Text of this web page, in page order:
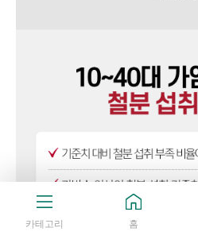
카테고리 홈